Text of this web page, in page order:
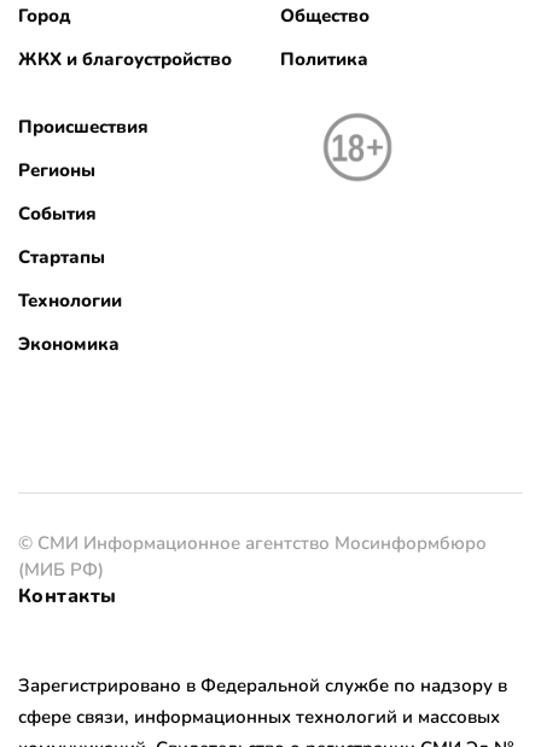
Город
ЖКХ и благоустройство
Общество
Политика
Происшествия
Регионы
События
Стартапы
Технологии
Экономика
© СМИ Информационное агентство Мосинформбюро
(МИБ РФ)
Контакты
Зарегистрировано в Федеральной службе по надзору в
сфере связи, информационных технологий и массовых